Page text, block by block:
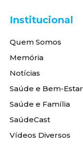
Institucional
Quem Somos
Memória
Notícias
Saúde e Bem-Estar
Saúde e Família
SaúdeCast
Vídeos Diversos